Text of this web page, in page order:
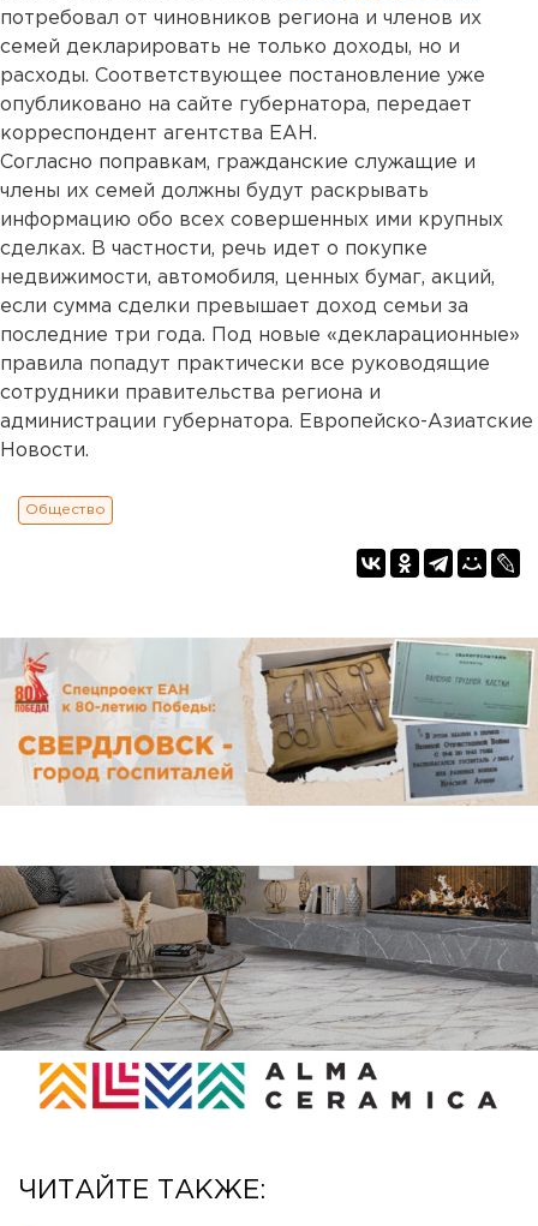
потребовал от чиновников региона и членов их
семей декларировать не только доходы, но и
расходы. Соответствующее постановление уже
опубликовано на сайте губернатора, передает
корреспондент агентства ЕАН.
Согласно поправкам, гражданские служащие и
члены их семей должны будут раскрывать
информацию обо всех совершенных ими крупных
сделках. В частности, речь идет о покупке
недвижимости, автомобиля, ценных бумаг, акций,
если сумма сделки превышает доход семьи за
последние три года. Под новые «декларационные»
правила попадут практически все руководящие
сотрудники правительства региона и
администрации губернатора. Европейско-Азиатские
Новости.
Общество
ЧИТАЙТЕ ТАКЖЕ: